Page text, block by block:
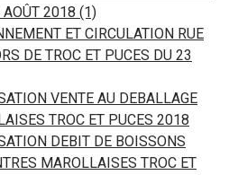
AOÛT 2018 (1)
ET CIRCULATION RUE
DE TROC ET PUCES DU 23
VENTE AU DEBALLAGE
TROC ET PUCES 2018
DEBIT DE BOISSONS
MAROLLAISES TROC ET